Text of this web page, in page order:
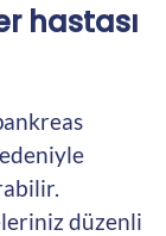
hastası
düzenli